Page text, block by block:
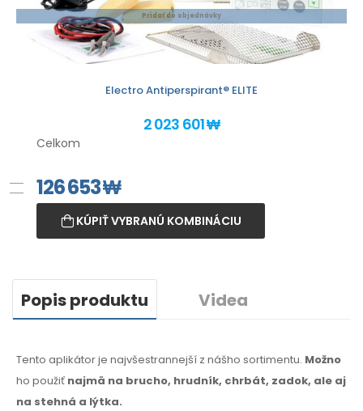
Pridať do objednávky
Electro Antiperspirant® ELITE
2 023 601 ₩
Celkom
126 653₩
KÚPIŤ VYBRANÚ KOMBINÁCIU
Popis produktu Videa
Tento aplikátor je najvšestrannejší z nášho sortimentu. Možno
ho použiť najmä na brucho, hrudník, chrbát, zadok, ale aj
na stehná a lýtka.